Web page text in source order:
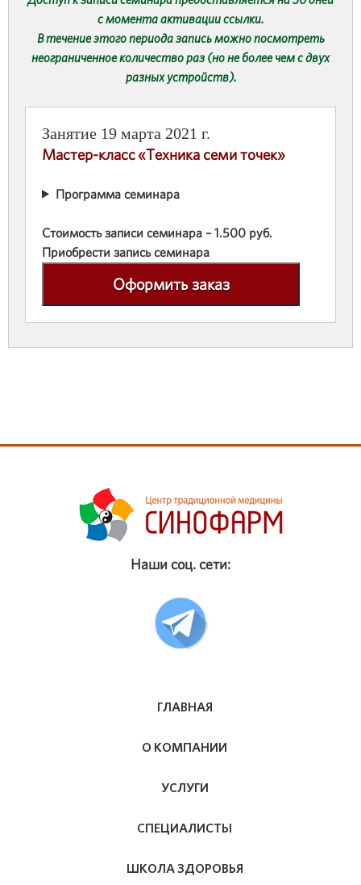
с момента активации ссылки.
В течение этого периода запись можно посмотреть
неограниченное количество раз (но не более чем с двух
разных устройств).
Занятие 19 марта 2021 г.
Мастер-класс «Техника семи точек»
Программа семинара
Стоимость записи семинара – 1.500 руб.
Приобрести запись семинара
Оформить заказ
Наши соц. сети:
ГЛАВНАЯ
О КОМПАНИИ
УСЛУГИ
СПЕЦИАЛИСТЫ
ШКОЛА ЗДОРОВЬЯ